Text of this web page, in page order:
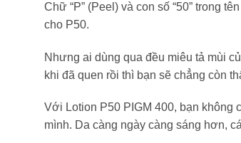
Chữ “P” (Peel) và con số “50” trong
cho P50.
Nhưng ai dùng qua đều miêu tả mùi
khi đã quen rồi thì bạn sẽ chẳng còn
Với Lotion P50 PIGM 400, bạn không
mình. Da càng ngày càng sáng hơn,